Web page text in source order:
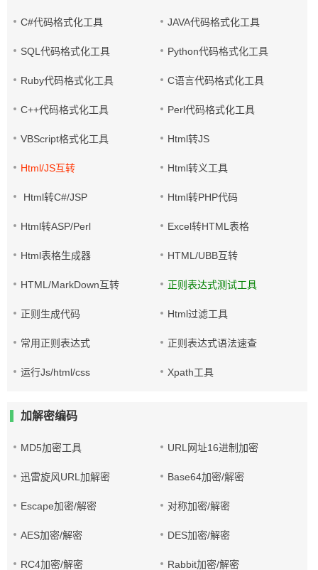
C#代码格式化工具 JAVA代码格式化工具
SQL代码格式化工具 Python代码格式化工具
Ruby代码格式化工具 C语言代码格式化工具
C++代码格式化工具 Perl代码格式化工具
VBScript格式化工具 Html转JS
Html/JS互转 Html转义工具
Html转C#/JSP Html转PHP代码
Html转ASP/Perl Excel转HTML表格
Html表格生成器 HTML/UBB互转
HTML/MarkDown互转 正则表达式测试工具
正则生成代码 Html过滤工具
常用正则表达式 正则表达式语法速查
运行Js/html/css Xpath工具
加解密编码
MD5加密工具 URL网址16进制加密
迅雷旋风URL加解密 Base64加密/解密
Escape加密/解密 对称加密/解密
AES加密/解密 DES加密/解密
RC4加密/解密 Rabbit加密/解密